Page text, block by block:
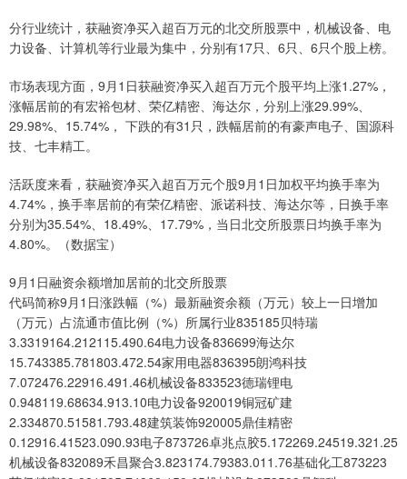
分行业统计，获融资净买入超百万元的北交所股票中，机械设备、电
力设备、计算机等行业最为集中，分别有17只、6只、6只个股上榜。
市场表现方面，9月1日获融资净买入超百万元个股平均上涨1.27%，
涨幅居前的有宏裕包材、荣亿精密、海达尔，分别上涨29.99%、
29.98%、15.74%， 下跌的有31只，跌幅居前的有豪声电子、国源科
技、七丰精工。
活跃度来看，获融资净买入超百万元个股9月1日加权平均换手率为
4.74%，换手率居前的有荣亿精密、派诺科技、海达尔等，日换手率
分别为35.54%、18.49%、17.79%，当日北交所股票日均换手率为
4.80%。（数据宝）
9月1日融资余额增加居前的北交所股票
代码简称9月1日涨跌幅（%）最新融资余额（万元）较上一日增加
（万元）占流通市值比例（%）所属行业835185贝特瑞
3.3319164.212115.490.64电力设备836699海达尔
15.743385.781803.472.54家用电器836395朗鸿科技
7.072476.22916.491.46机械设备833523德瑞锂电
0.948119.68634.913.10电力设备920019铜冠矿建
2.334870.51581.793.48建筑装饰920005鼎佳精密
0.12916.41523.090.93电子873726卓兆点胶5.172269.24519.321.25
机械设备832089禾昌聚合3.823174.79383.011.76基础化工873223